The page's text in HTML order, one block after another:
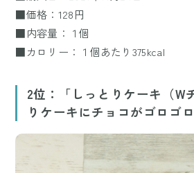
■価格：128円
■内容量：１個
■カロリー：１個あたり375kcal
2位：「しっとりケーキ（W
りケーキにチョコがゴロゴロ